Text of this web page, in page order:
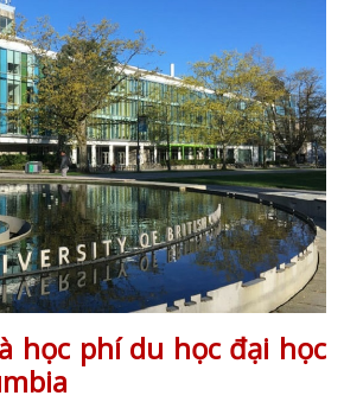
học phí du học đại học